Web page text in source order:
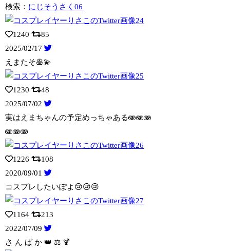
検索： にじそうさく06
1240
85
2025/02/17
えまたそ🥞💫
1230
48
2025/07/02
実はえまちゃんの予定めっちゃある🫨🫨🫨
🫨🫨🫨
1226
108
2020/09/01
コスプレしたいぽよ😢😢😢
1164
213
2022/07/09
さ ん ば か 👑 ⚖️ 🍹